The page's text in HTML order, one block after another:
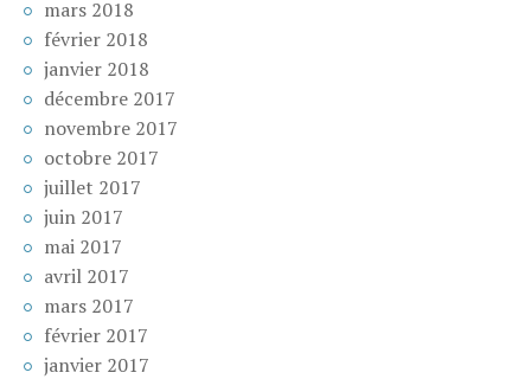
mars 2018
février 2018
janvier 2018
décembre 2017
novembre 2017
octobre 2017
juillet 2017
juin 2017
mai 2017
avril 2017
mars 2017
février 2017
janvier 2017